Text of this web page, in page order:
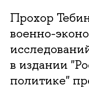
Прохор
военно-
в издании
политике"